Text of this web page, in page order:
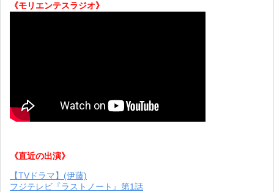
《モリエンテスラジオ》
《直近の出演》
【TVドラマ】(伊藤)
フジテレビ『ラストノート』第1話